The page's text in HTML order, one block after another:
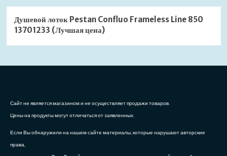
Душевой лоток Pestan Confluo Frameless Line 850
13701233 (Лучшая цена)
Сайт не является магазином и не осуществляет продажи товаров.
Цены на продукты могут отличаться от заявленных.
Если Вы обнаружили на нашем сайте материалы, которые нарушают авторские
права,